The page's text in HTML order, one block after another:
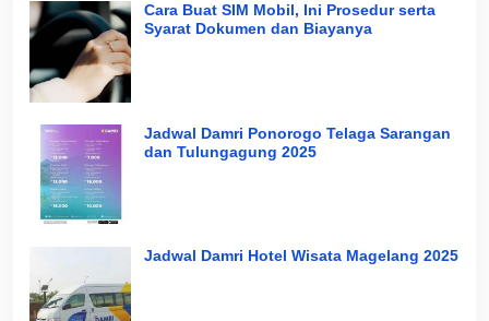
Cara Buat SIM Mobil, Ini Prosedur serta
Syarat Dokumen dan Biayanya
Jadwal Damri Ponorogo Telaga Sarangan
dan Tulungagung 2025
Jadwal Damri Hotel Wisata Magelang 2025